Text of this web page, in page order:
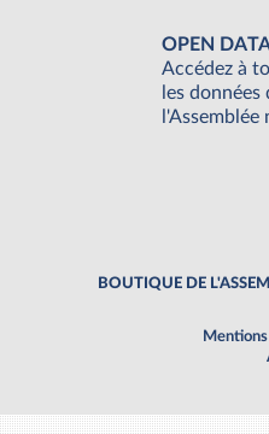
OPEN
Accédez à
les données
l'Assemblée
BOUTIQUE DE